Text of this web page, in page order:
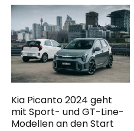
Kia Picanto 2024 geht
mit Sport- und GT-Line-
Modellen an den Start